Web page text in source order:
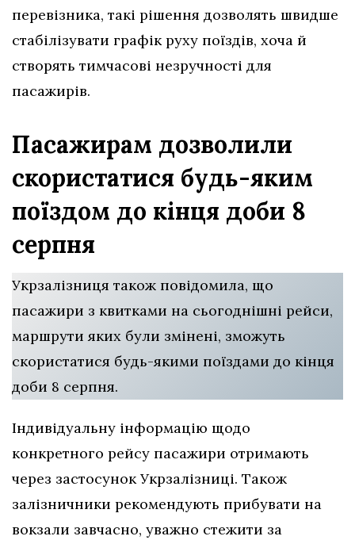
перевізника, такі рішення дозволять швидше
стабілізувати графік руху поїздів, хоча й
створять тимчасові незручності для
пасажирів.
Пасажирам дозволили
скористатися будь-яким
поїздом до кінця доби 8
серпня
Укрзалізниця також повідомила, що
пасажири з квитками на сьогоднішні рейси,
маршрути яких були змінені, зможуть
скористатися будь-якими поїздами до кінця
доби 8 серпня.
Індивідуальну інформацію щодо
конкретного рейсу пасажири отримають
через застосунок Укрзалізниці. Також
залізничники рекомендують прибувати на
вокзали завчасно, уважно стежити за